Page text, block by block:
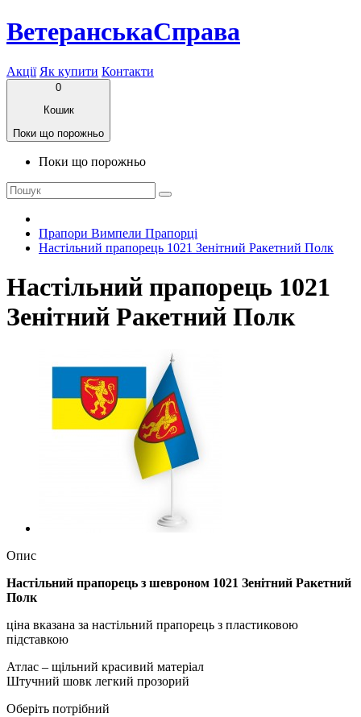
ВетеранськаСправа
Акції Як купити Контакти
0
Кошик
Поки що порожньо
Поки що порожньо
Прапори Вимпели Прапорці
Настільний прапорець 1021 Зенітний Ракетний Полк
Настільний прапорець 1021
Зенітний Ракетний Полк
Опис
Настільний прапорець з шевроном 1021 Зенітний Ракетний
Полк
ціна вказана за настільний прапорець з пластиковою
підставкою
Атлас – щільний красивий матеріал
Штучний шовк легкий прозорий
Оберіть потрібний